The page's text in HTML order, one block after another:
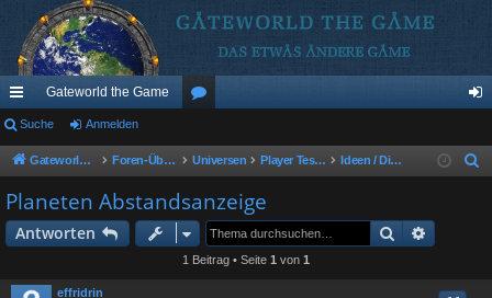
ch
ne
llz
ug
Gateworld the Game
en m
Suche Anmelden
Gateworld the Game Foren-Übersicht Universen Player Test Universum (PTU) Ideen / Diskussionen
Planeten Abstandsanzeige
Antworten Suche
1 Beitrag • Seite 1 von 1
effridrin